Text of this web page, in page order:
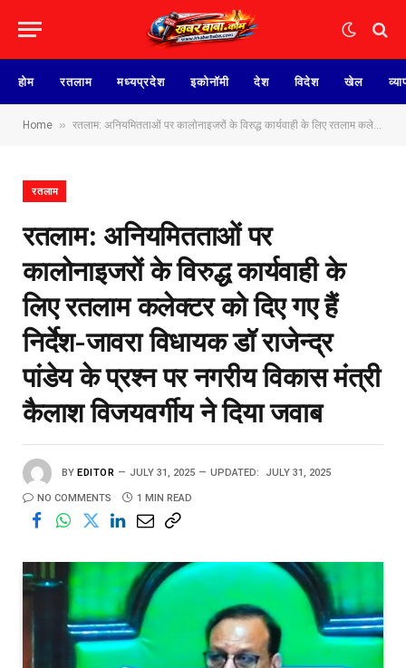
होम रतलाम मध्यप्रदेश इकोनॉमी देश विदेश खेल
Home » रतलाम: अनियमितताओं पर कालोनाइजरों के विरुद्ध कार्यवाही के लिए रतलाम कलेक्टर को दिए गए हैं निर्देश-जावरा विधायक डॉ राजेन्द्र पांडेय के प्रश्न पर नगरीय विकास मंत्री कैलाश विजयवर्गीय ने दिया जवाब
रतलाम
रतलाम: अनियमितताओं पर
कालोनाइजरों के विरुद्ध कार्यवाही के
लिए रतलाम कलेक्टर को दिए गए हैं
निर्देश-जावरा विधायक डॉ राजेन्द्र
पांडेय के प्रश्न पर नगरीय विकास मंत्री
कैलाश विजयवर्गीय ने दिया जवाब
BY EDITOR JULY 31, 2025 UPDATED: JULY 31, 2025
NO COMMENTS 1 MIN READ